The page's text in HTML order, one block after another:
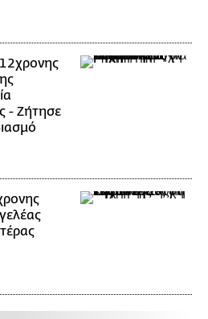
- Ζήτησε